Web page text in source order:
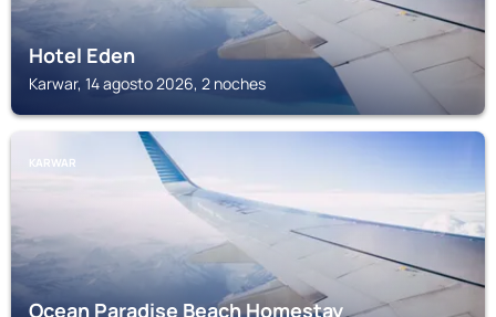
Hotel Eden
Karwar, 14 agosto 2026, 2 noches
KARWAR
Ocean Paradise Beach Homestay